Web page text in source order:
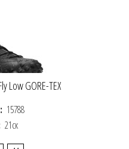
Low GORE-TEX
15788
21ск